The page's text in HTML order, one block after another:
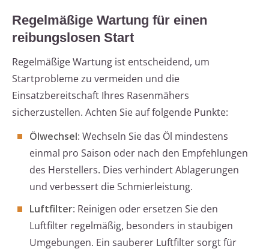
Regelmäßige Wartung für einen
reibungslosen Start
Regelmäßige Wartung ist entscheidend, um
Startprobleme zu vermeiden und die
Einsatzbereitschaft Ihres Rasenmähers
sicherzustellen. Achten Sie auf folgende Punkte:
Ölwechsel: Wechseln Sie das Öl mindestens
einmal pro Saison oder nach den Empfehlungen
des Herstellers. Dies verhindert Ablagerungen
und verbessert die Schmierleistung.
Luftfilter: Reinigen oder ersetzen Sie den
Luftfilter regelmäßig, besonders in staubigen
Umgebungen. Ein sauberer Luftfilter sorgt für